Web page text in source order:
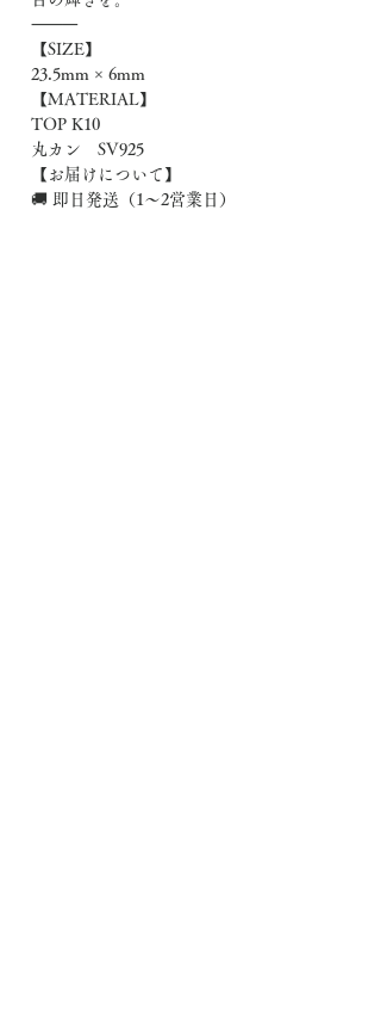
⸻
【SIZE】
23.5mm × 6mm
【MATERIAL】
TOP K10
丸カン SV925
【お届けについて】
🚚 即日発送（1〜2営業日）